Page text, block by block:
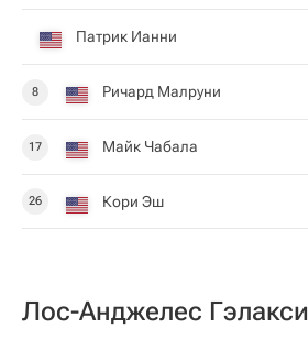
Патрик Ианни
8 Ричард Малруни
17 Майк Чабала
26 Кори Эш
Лос-Анджелес Гэлакси